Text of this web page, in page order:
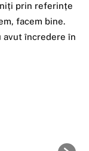
prin referințe
facem bine.
avut încredere în